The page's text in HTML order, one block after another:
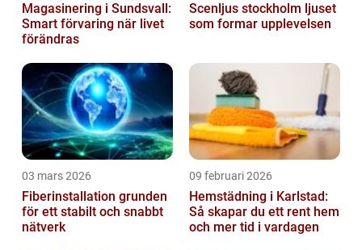
Magasinering i Sundsvall:
Smart förvaring när livet
förändras
Scenljus stockholm ljuset
som formar upplevelsen
03 mars 2026
Fiberinstallation grunden
för ett stabilt och snabbt
nätverk
09 februari 2026
Hemstädning i Karlstad:
Så skapar du ett rent hem
och mer tid i vardagen